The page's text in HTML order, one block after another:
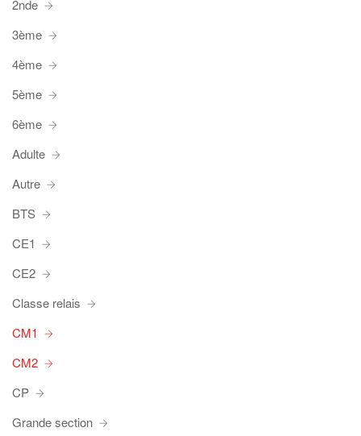
2nde
3ème
4ème
5ème
6ème
Adulte
Autre
BTS
CE1
CE2
Classe relais
CM1
CM2
CP
Grande section